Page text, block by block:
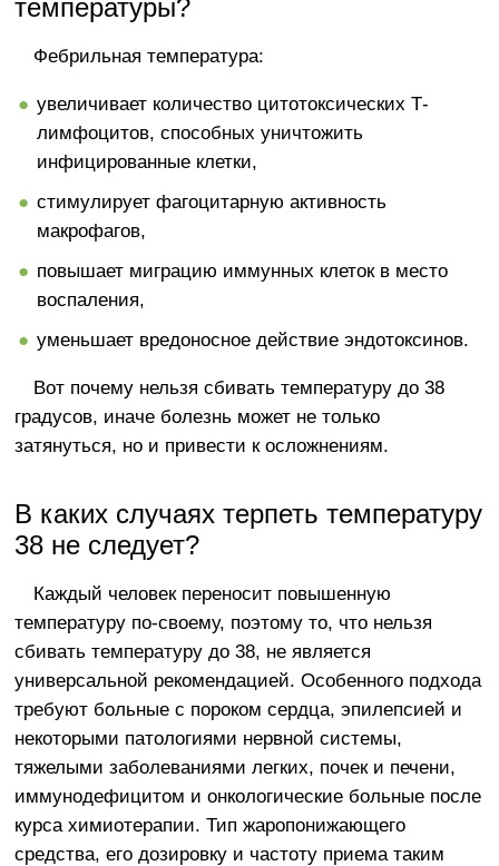
температуры?
Фебрильная температура:
увеличивает количество цитотоксических Т-
лимфоцитов, способных уничтожить
инфицированные клетки,
стимулирует фагоцитарную активность
макрофагов,
повышает миграцию иммунных клеток в место
воспаления,
уменьшает вредоносное действие эндотоксинов.
Вот почему нельзя сбивать температуру до 38
градусов, иначе болезнь может не только
затянуться, но и привести к осложнениям.
В каких случаях терпеть температуру
38 не следует?
Каждый человек переносит повышенную
температуру по-своему, поэтому то, что нельзя
сбивать температуру до 38, не является
универсальной рекомендацией. Особенного подхода
требуют больные с пороком сердца, эпилепсией и
некоторыми патологиями нервной системы,
тяжелыми заболеваниями легких, почек и печени,
иммунодефицитом и онкологические больные после
курса химиотерапии. Тип жаропонижающего
средства, его дозировку и частоту приема таким